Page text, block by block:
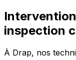
inspection
À Drap, nos